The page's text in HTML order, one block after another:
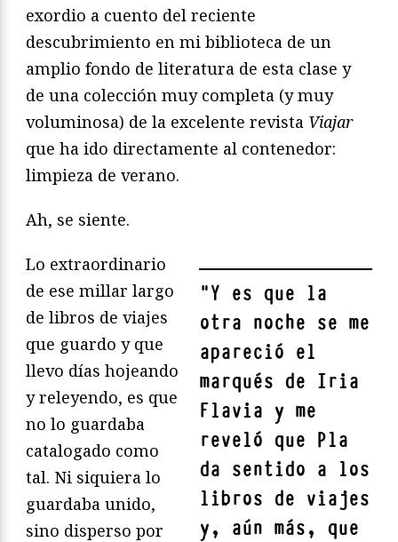
exordio a cuento del reciente
descubrimiento en mi biblioteca de un
amplio fondo de literatura de esta clase y
de una colección muy completa (y muy
voluminosa) de la excelente revista Viajar
que ha ido directamente al contenedor:
limpieza de verano.
Ah, se siente.
"Y es que la
otra noche se me
apareció el
marqués de Iria
Flavia y me
reveló que Pla
da sentido a los
libros de viajes
y, aún más, que
Lo extraordinario
de ese millar largo
de libros de viajes
que guardo y que
llevo días hojeando
y releyendo, es que
no lo guardaba
catalogado como
tal. Ni siquiera lo
guardaba unido,
sino disperso por